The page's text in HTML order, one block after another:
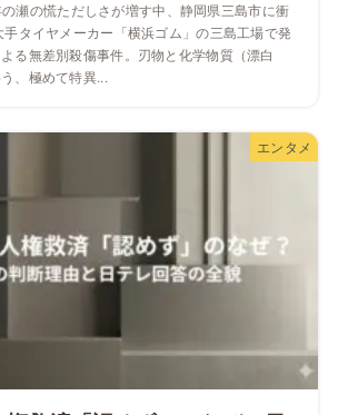
の瀬の慌ただしさが増す中、静岡県三島市に衝
タイヤメーカー「横浜ゴム」の三島工場で発
る無差別殺傷事件。刃物と化学物質（漂白
、極めて特異...
エンタメ